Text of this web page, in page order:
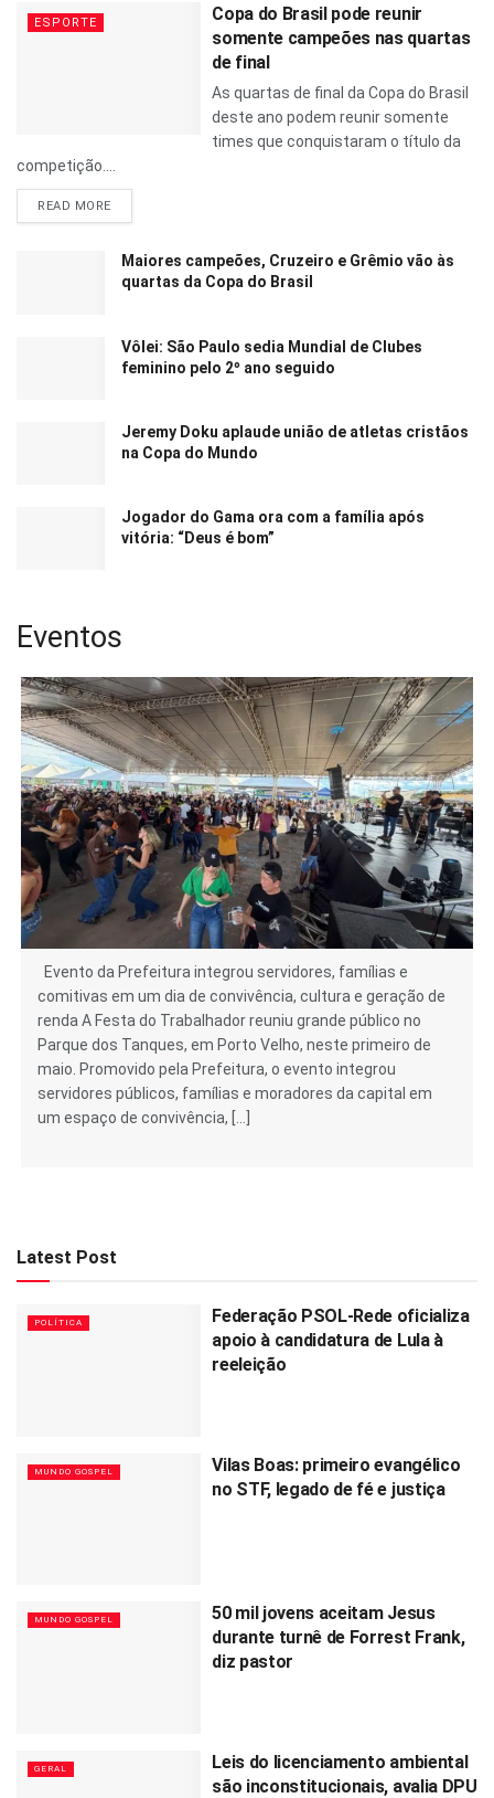
ESPORTE
Copa do Brasil pode reunir
somente campeões nas quartas
de final
As quartas de final da Copa do Brasil
deste ano podem reunir somente
times que conquistaram o título da
competição....
READ MORE
Maiores campeões, Cruzeiro e Grêmio vão às
quartas da Copa do Brasil
Vôlei: São Paulo sedia Mundial de Clubes
feminino pelo 2º ano seguido
Jeremy Doku aplaude união de atletas cristãos
na Copa do Mundo
Jogador do Gama ora com a família após
vitória: “Deus é bom”
Eventos
Evento da Prefeitura integrou servidores, famílias e
comitivas em um dia de convivência, cultura e geração de
renda A Festa do Trabalhador reuniu grande público no
Parque dos Tanques, em Porto Velho, neste primeiro de
maio. Promovido pela Prefeitura, o evento integrou
servidores públicos, famílias e moradores da capital em
um espaço de convivência, […]
Latest Post
POLÍTICA
Federação PSOL-Rede oficializa
apoio à candidatura de Lula à
reeleição
MUNDO GOSPEL
Vilas Boas: primeiro evangélico
no STF, legado de fé e justiça
MUNDO GOSPEL
50 mil jovens aceitam Jesus
durante turnê de Forrest Frank,
diz pastor
GERAL
Leis do licenciamento ambiental
são inconstitucionais, avalia DPU